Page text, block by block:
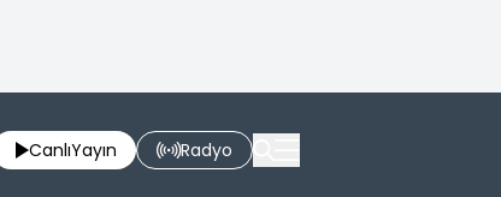
CanlıYayın Radyo